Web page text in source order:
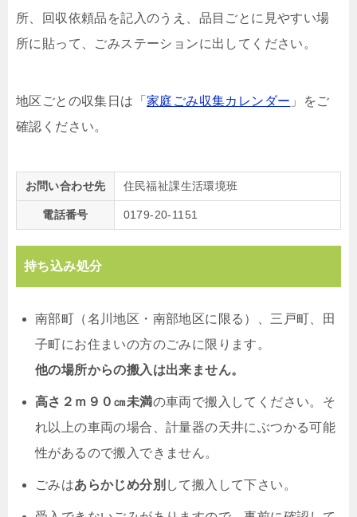
所、回収依頼品を記入のうえ、品目ごとに見やすい場
所に貼って、ごみステーションに出してください。
地区ごとの収集日は「 家庭ごみ収集カレンダー 」をご
確認ください。
お問い合わせ先 住民福祉課生活環境班
電話番号 0179-20-1151
持ち込み処分
南部町（名川地区・南部地区に限る）、三戸町、田
子町にお住まいの方のごみに限ります。
他の場所からの搬入は出来ません。
高さ２ｍ９０㎝未満の車両で搬入してください。そ
れ以上の車両の場合、計量器の天井にぶつかる可能
性があるので搬入できません。
ごみはあらかじめ分別 して搬入して下さい。